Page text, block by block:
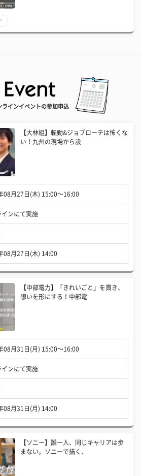
ラインイベントの参加申込
【大林組】転勤&ジョブローテは怖くな
い！九州の現場から設
08月27日(木) 15:00〜16:00
インにて実施
08月27日(木) 14:00
【中部電力】「きれいごと」を貫き、
想いを形にする！中部電
08月31日(月) 15:00〜16:00
インにて実施
08月31日(月) 14:00
【ソニー】誰一人、同じキャリアは歩
まない。ソニーで描く、